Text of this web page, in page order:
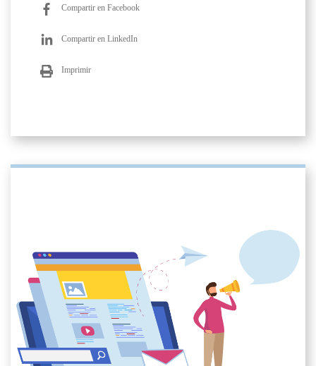
Compartir en Facebook
Compartir en LinkedIn
Imprimir